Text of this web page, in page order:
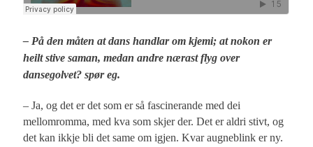
– På den måten at dans handlar om kjemi; at nokon er
heilt stive saman, medan andre nærast flyg over
dansegolvet? spør eg.
– Ja, og det er det som er så fascinerande med dei
mellomromma, med kva som skjer der. Det er aldri stivt, og
det kan ikkje bli det same om igjen. Kvar augneblink er ny.